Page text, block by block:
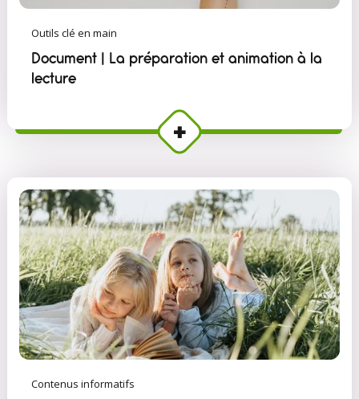
Outils clé en main
Document | La préparation et animation à la
lecture
Contenus informatifs